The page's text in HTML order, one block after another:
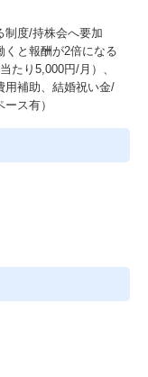
制度/持株会へ要加
くと報酬が2倍になる
たり5,000円/月）、
用補助、結婚祝い金/
ス有）